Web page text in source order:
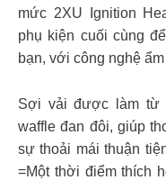
mức 2XU Ignition
phụ kiện cuối cùng
bạn, với công nghệ
Sợi vải được làm từ
waffle đan đôi, giúp
sự thoải mái thuận
=Một thời điểm thích